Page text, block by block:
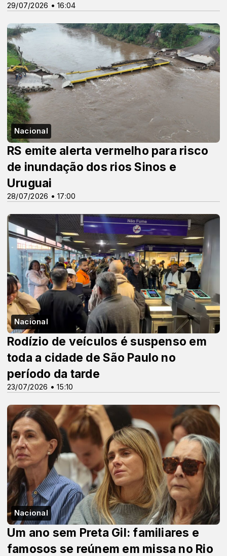
29/07/2026 • 16:04
Nacional
28/07/2026 • 17:00
RS emite alerta vermelho para risco
de inundação dos rios Sinos e
Uruguai
Nacional
23/07/2026 • 15:10
Rodízio de veículos é suspenso em
toda a cidade de São Paulo no
período da tarde
Nacional
Um ano sem Preta Gil: familiares e
famosos se reúnem em missa no Rio